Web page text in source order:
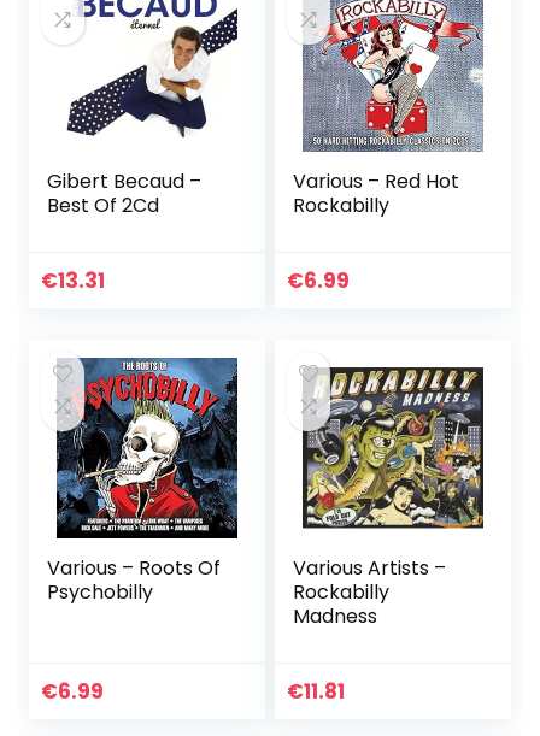
Gibert Becaud –
Best Of 2Cd
€13.31
Various – Red Hot
Rockabilly
€6.99
Various – Roots Of
Psychobilly
€6.99
Various Artists –
Rockabilly
Madness
€11.81